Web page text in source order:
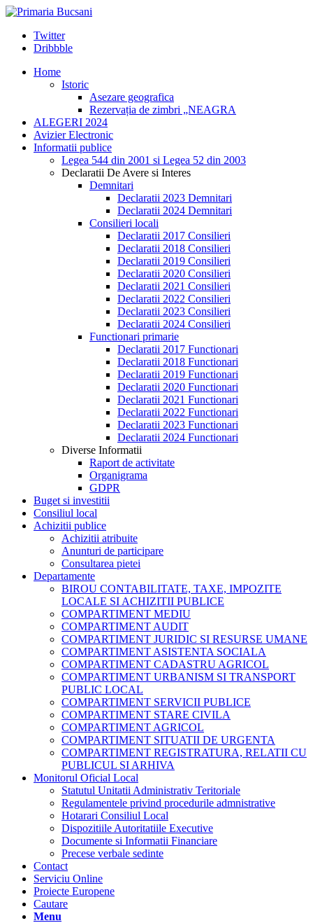
Twitter
Dribbble
Home
Istoric
Asezare geografica
Rezervația de zimbri „NEAGRA
ALEGERI 2024
Avizier Electronic
Informatii publice
Legea 544 din 2001 si Legea 52 din 2003
Declaratii De Avere si Interes
Demnitari
Declaratii 2023 Demnitari
Declaratii 2024 Demnitari
Consilieri locali
Declaratii 2017 Consilieri
Declaratii 2018 Consilieri
Declaratii 2019 Consilieri
Declaratii 2020 Consilieri
Declaratii 2021 Consilieri
Declaratii 2022 Consilieri
Declaratii 2023 Consilieri
Declaratii 2024 Consilieri
Functionari primarie
Declaratii 2017 Functionari
Declaratii 2018 Functionari
Declaratii 2019 Functionari
Declaratii 2020 Functionari
Declaratii 2021 Functionari
Declaratii 2022 Functionari
Declaratii 2023 Functionari
Declaratii 2024 Functionari
Diverse Informatii
Raport de activitate
Organigrama
GDPR
Buget si investitii
Consiliul local
Achizitii publice
Achizitii atribuite
Anunturi de participare
Consultarea pietei
Departamente
BIROU CONTABILITATE, TAXE, IMPOZITE
LOCALE SI ACHIZITII PUBLICE
COMPARTIMENT MEDIU
COMPARTIMENT AUDIT
COMPARTIMENT JURIDIC SI RESURSE UMANE
COMPARTIMENT ASISTENTA SOCIALA
COMPARTIMENT CADASTRU AGRICOL
COMPARTIMENT URBANISM SI TRANSPORT
PUBLIC LOCAL
COMPARTIMENT SERVICII PUBLICE
COMPARTIMENT STARE CIVILA
COMPARTIMENT AGRICOL
COMPARTIMENT SITUATII DE URGENTA
COMPARTIMENT REGISTRATURA, RELATII CU
PUBLICUL SI ARHIVA
Monitorul Oficial Local
Statutul Unitatii Administrativ Teritoriale
Regulamentele privind procedurile admnistrative
Hotarari Consiliul Local
Dispozitiile Autoritatiile Executive
Documente si Informatii Financiare
Precese verbale sedinte
Contact
Serviciu Online
Proiecte Europene
Cautare
Menu